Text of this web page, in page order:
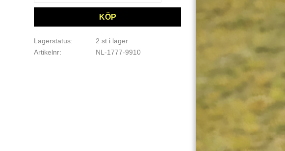
KÖP
Lagerstatus
2 st i lager
Artikelnr
NL-1777-9910